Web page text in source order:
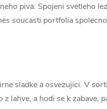
piva. Spojeni svetleho
soucasti portfolia
sladke a osvezujici. V
lahve, a hodi se k zabave,